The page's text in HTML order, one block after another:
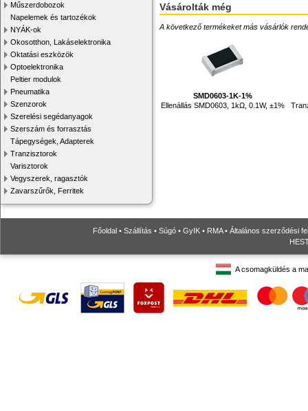
Műszerdobozok
Napelemek és tartozékok
NYÁK-ok
Okosotthon, Lakáselektronika
Oktatási eszközök
Optoelektronika
Peltier modulok
Pneumatika
Szenzorok
Szerelési segédanyagok
Szerszám és forrasztás
Tápegységek, Adapterek
Tranzisztorok
Varisztorok
Vegyszerek, ragasztók
Zavarszűrők, Ferritek
Vásárolták még
A következő termékeket más vásárlók
SMD0603-1K-1%
Ellenállás SMD0603, 1kΩ, 0.1W, ±1%
Főoldal • Szállítás • Súgó • GyIK • RMA• Általános szerződési
A csomagküldés a